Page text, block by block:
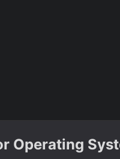
Operating